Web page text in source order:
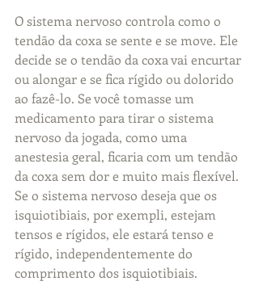
O sistema nervoso controla como o
tendão da coxa se sente e se move. Ele
decide se o tendão da coxa vai encurtar
ou alongar e se fica rígido ou dolorido
ao fazê-lo. Se você tomasse um
medicamento para tirar o sistema
nervoso da jogada, como uma
anestesia geral, ficaria com um tendão
da coxa sem dor e muito mais flexível.
Se o sistema nervoso deseja que os
isquiotibiais, por exempli, estejam
tensos e rígidos, ele estará tenso e
rígido, independentemente do
comprimento dos isquiotibiais.